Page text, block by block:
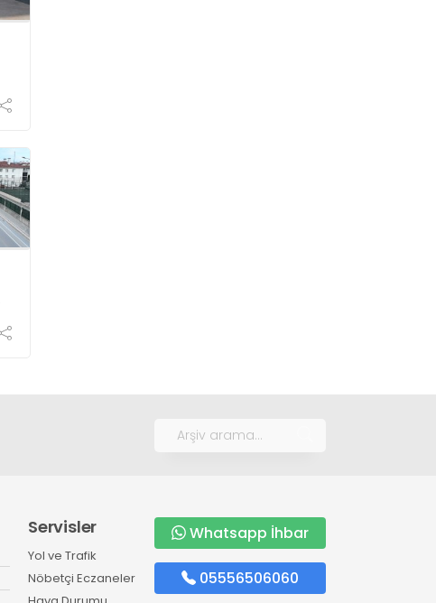
Servisler
Yol ve Trafik
Nöbetçi Eczaneler
Whatsapp İhbar
05556506060